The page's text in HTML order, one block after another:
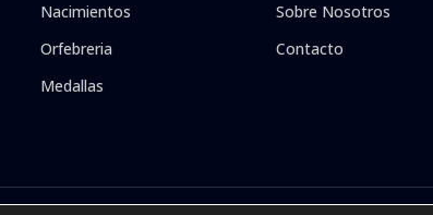
Nacimientos
Orfebreria
Medallas
Sobre Nosotros
Contacto